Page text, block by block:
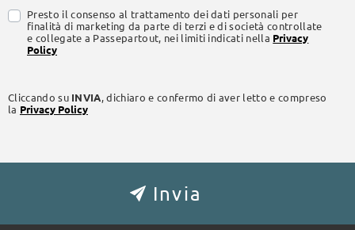
Presto il consenso al trattamento dei dati personali per
finalità di marketing da parte di terzi e di società controllate
e collegate a Passepartout, nei limiti indicati nella Privacy
Policy
Cliccando su INVIA, dichiaro e confermo di aver letto e compreso
la Privacy Policy